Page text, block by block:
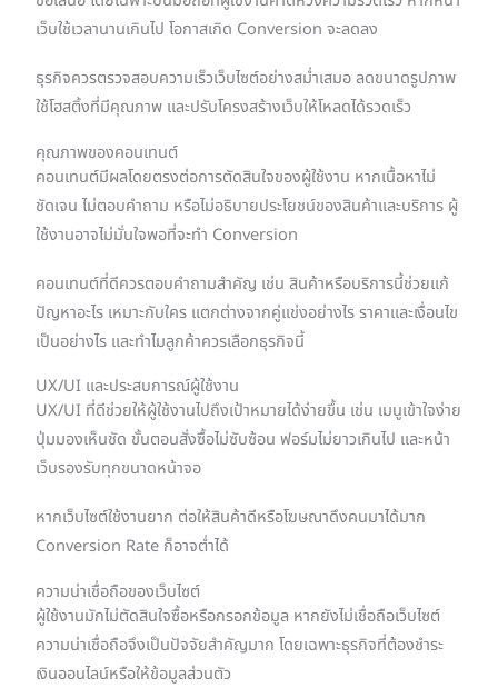
เว็บใช้เวลานานเกินไป โอกาสเกิด Conversion จะลดลง
ธุรกิจควรตรวจสอบความเร็วเว็บไซต์อย่างสม่ำเสมอ ลดขนาดรูปภาพ
ใช้โฮสติ้งที่มีคุณภาพ และปรับโครงสร้างเว็บให้โหลดได้รวดเร็ว
คุณภาพของคอนเทนต์
คอนเทนต์มีผลโดยตรงต่อการตัดสินใจของผู้ใช้งาน หากเนื้อหาไม่
ชัดเจน ไม่ตอบคำถาม หรือไม่อธิบายประโยชน์ของสินค้าและบริการ ผู้
ใช้งานอาจไม่มั่นใจพอที่จะทำ Conversion
คอนเทนต์ที่ดีควรตอบคำถามสำคัญ เช่น สินค้าหรือบริการนี้ช่วยแก้
ปัญหาอะไร เหมาะกับใคร แตกต่างจากคู่แข่งอย่างไร ราคาและเงื่อนไข
เป็นอย่างไร และทำไมลูกค้าควรเลือกธุรกิจนี้
UX/UI และประสบการณ์ผู้ใช้งาน
UX/UI ที่ดีช่วยให้ผู้ใช้งานไปถึงเป้าหมายได้ง่ายขึ้น เช่น เมนูเข้าใจง่าย
ปุ่มมองเห็นชัด ขั้นตอนสั่งซื้อไม่ซับซ้อน ฟอร์มไม่ยาวเกินไป และหน้า
เว็บรองรับทุกขนาดหน้าจอ
หากเว็บไซต์ใช้งานยาก ต่อให้สินค้าดีหรือโฆษณาดึงคนมาได้มาก
Conversion Rate ก็อาจต่ำได้
ความน่าเชื่อถือของเว็บไซต์
ผู้ใช้งานมักไม่ตัดสินใจซื้อหรือกรอกข้อมูล หากยังไม่เชื่อถือเว็บไซต์
ความน่าเชื่อถือจึงเป็นปัจจัยสำคัญมาก โดยเฉพาะธุรกิจที่ต้องชำระ
เงินออนไลน์หรือให้ข้อมูลส่วนตัว